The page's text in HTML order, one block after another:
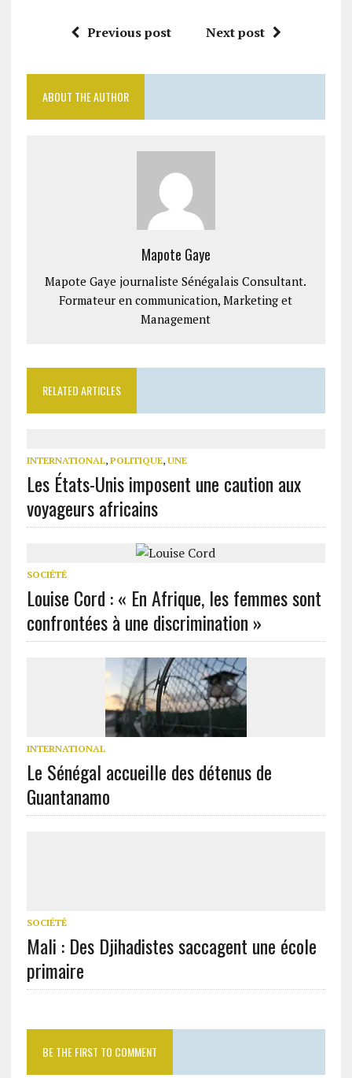
Previous post Next post
ABOUT THE AUTHOR
Mapote Gaye
Mapote Gaye journaliste Sénégalais Consultant.
Formateur en communication, Marketing et
Management
RELATED ARTICLES
INTERNATIONAL, POLITIQUE, UNE
Les États-Unis imposent une caution aux
voyageurs africains
SOCIÉTÉ
Louise Cord : « En Afrique, les femmes sont
confrontées à une discrimination »
INTERNATIONAL
Le Sénégal accueille des détenus de
Guantanamo
primaire
BE THE FIRST TO COMMENT
Laisser un commentaire